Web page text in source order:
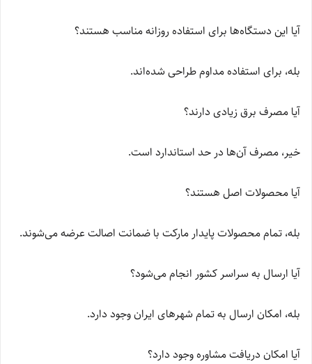
آیا این دستگاه‌ها برای استفاده روزانه مناسب هستند؟
بله، برای استفاده مداوم طراحی شده‌اند.
آیا مصرف برق زیادی دارند؟
خیر، مصرف آن‌ها در حد استاندارد است.
آیا محصولات اصل هستند؟
بله، تمام محصولات پایدار مارکت با ضمانت اصالت عرضه می‌شوند.
آیا ارسال به سراسر کشور انجام می‌شود؟
بله، امکان ارسال به تمام شهرهای ایران وجود دارد.
آیا امکان دریافت مشاوره وجود دارد؟